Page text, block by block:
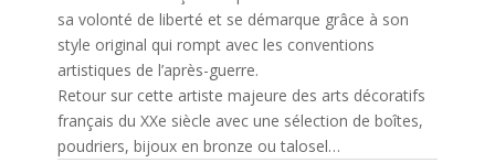
sa volonté de liberté et se démarque grâce à son
style original qui rompt avec les conventions
artistiques de l’après-guerre.
Retour sur cette artiste majeure des arts décoratifs
français du XXe siècle avec une sélection de boîtes,
poudriers, bijoux en bronze ou talosel…